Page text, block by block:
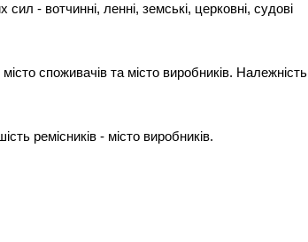
- вотчинні, ленні, земські, церковні, судові
споживачів та місто виробників. Належність
ремісників - місто виробників.